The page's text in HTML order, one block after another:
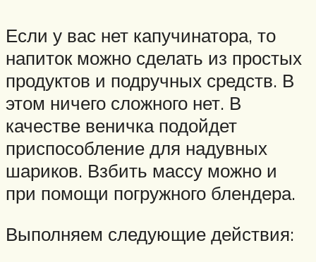
Если у вас нет капучинатора, то
напиток можно сделать из простых
продуктов и подручных средств. В
этом ничего сложного нет. В
качестве веничка подойдет
приспособление для надувных
шариков. Взбить массу можно и
при помощи погружного блендера.
Выполняем следующие действия: